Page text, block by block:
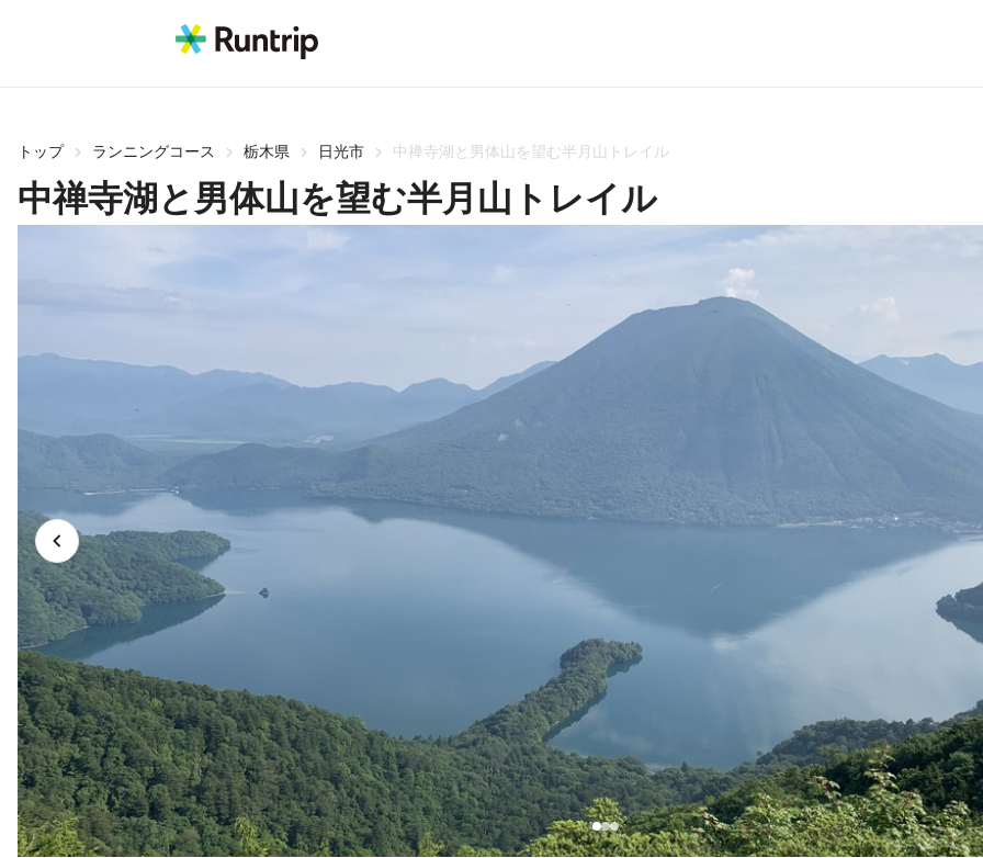
トップ ランニングコース 栃木県 日光市 中禅寺湖と男体山を望む半月山トレイル
中禅寺湖と男体山を望む半月山トレイル